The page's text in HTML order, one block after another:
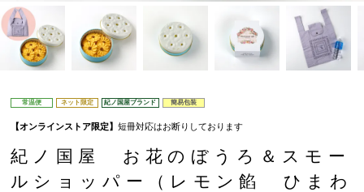
常温便 ネット限定 紀ノ国屋ブランド 簡易包装
【オンラインストア限定】 短冊対応はお断りしております
紀ノ国屋 お花のぼうろ＆スモー
ルショッパー（レモン餡 ひまわ